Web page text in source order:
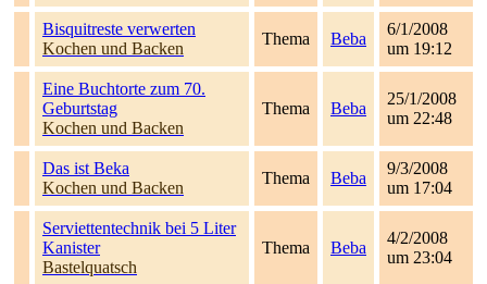
Bisquitreste verwerten
Kochen und Backen
Thema Beba
6/1/2008
um 19:12
Eine Buchtorte zum 70.
Geburtstag
Kochen und Backen
Thema Beba
25/1/2008
um 22:48
Das ist Beka
Kochen und Backen
Thema Beba
9/3/2008
um 17:04
Serviettentechnik bei 5 Liter
Kanister
Bastelquatsch
Thema Beba
4/2/2008
um 23:04